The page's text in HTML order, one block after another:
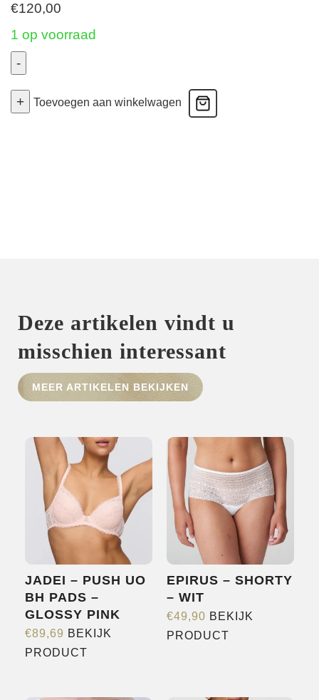
HOME
SHOP
MERKEN
NIEUWS
CONTACT
€120,00
1 op voorraad
-
Soul
+ Toevoegen aan winkelwagen
Deze artikelen vindt u
misschien interessant
MEER ARTIKELEN BEKIJKEN
JADEI – PUSH UO
BH PADS –
GLOSSY PINK
€89,69 BEKIJK
PRODUCT
EPIRUS – SHORTY
– WIT
€49,90 BEKIJK
PRODUCT